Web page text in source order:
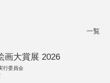
一覧
画大賞展 2026
行委員会